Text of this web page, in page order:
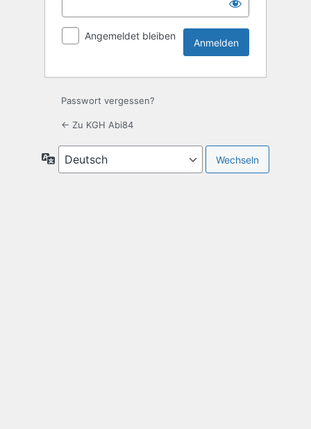
Angemeldet bleiben
Passwort vergessen?
← Zu KGH Abi84
Sprache